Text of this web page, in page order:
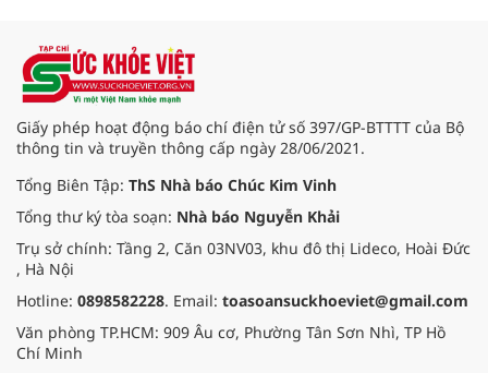
Giấy phép hoạt động báo chí điện tử số 397/GP-BTTTT của Bộ
thông tin và truyền thông cấp ngày 28/06/2021.
Tổng Biên Tập: ThS Nhà báo Chúc Kim Vinh
Tổng thư ký tòa soạn: Nhà báo Nguyễn Khải
Trụ sở chính: Tầng 2, Căn 03NV03, khu đô thị Lideco, Hoài Đức
, Hà Nội
Hotline: 0898582228. Email: toasoansuckhoeviet@gmail.com
Văn phòng TP.HCM: 909 Âu cơ, Phường Tân Sơn Nhì, TP Hồ
Chí Minh